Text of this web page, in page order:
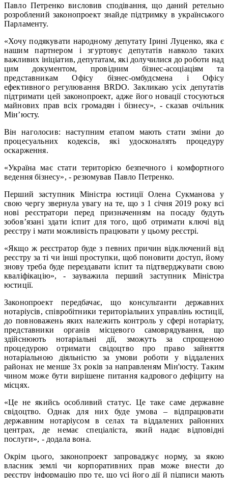
Павло Петренко висловив сподівання, що даний ретельно
розроблений законопроект знайде підтримку в українського
Парламенту.
«Хочу подякувати народному депутату Ірині Луценко, яка є
нашим партнером і згуртовує депутатів навколо таких
важливих ініціатив, депутатам, які долучилися до роботи над
цим документом, провідним бізнес-асоціаціям та
представникам Офісу бізнес-омбудсмена і Офісу
ефективного регулювання BRDO. Закликаю усіх депутатів
підтримати цей законопроект, адже його новації стосуються
майнових прав всіх громадян і бізнесу», - сказав очільник
Мін’юсту.
Він наголосив: наступним етапом мають стати зміни до
процесуальних кодексів, які удосконалять процедуру
оскарження.
«Україна має стати територією безпечного і комфортного
ведення бізнесу», - резюмував Павло Петренко.
Перший заступник Міністра юстиції Олена Сукманова у
свою чергу звернула увагу на те, що з 1 січня 2019 року всі
нові реєстратори перед призначенням на посаду будуть
зобов’язані здати іспит для того, щоб отримати ключі від
реєстру і мати можливість працювати у цьому реєстрі.
«Якщо ж реєстратор буде з певних причин відключений від
реєстру за ті чи інші проступки, щоб поновити доступ, йому
знову треба буде перездавати іспит та підтверджувати свою
кваліфікацію», - зауважила перший заступник Міністра
юстиції.
Законопроект передбачає, що консультанти державних
нотаріусів, співробітники територіальних управлінь юстиції,
до повноважень яких належить контроль у сфері нотаріату,
представники органів місцевого самоврядування, що
здійснюють нотаріальні дії, зможуть за спрощеною
процедурою отримати свідоцтво про право зайняття
нотаріальною діяльністю за умови роботи у віддалених
районах не менше 3х років за направленям Мін'юсту. Таким
чином може бути вирішене питання кадрового дефіциту на
місцях.
«Це не якийсь особливий статус. Це таке саме державне
свідоцтво. Однак для них буде умова – відпрацювати
державним нотаріусом в селах та віддалених районних
центрах, де немає спеціаліста, який надає відповідні
послуги», - додала вона.
Окрім цього, законопроект запроваджує норму, за якою
власник землі чи корпоративних прав може внести до
реєстру інформацію про те, що усі його дії й підписи мають